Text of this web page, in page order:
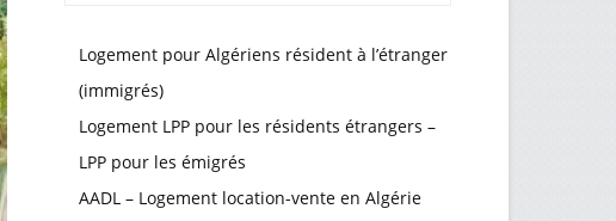
Logement pour Algériens résident à l’étranger
(immigrés)
Logement LPP pour les résidents étrangers –
LPP pour les émigrés
AADL – Logement location-vente en Algérie